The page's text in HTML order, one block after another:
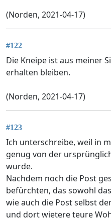
(Norden, 2021-04-17)
#122
Die Kneipe ist aus meiner
erhalten bleiben.
(Norden, 2021-04-17)
#123
Ich unterschreibe, weil in
genug von der
wurde.
Nachdem noch die Post
befürchten, das sowohl
wie auch die Post selbst
und dort wietere teure